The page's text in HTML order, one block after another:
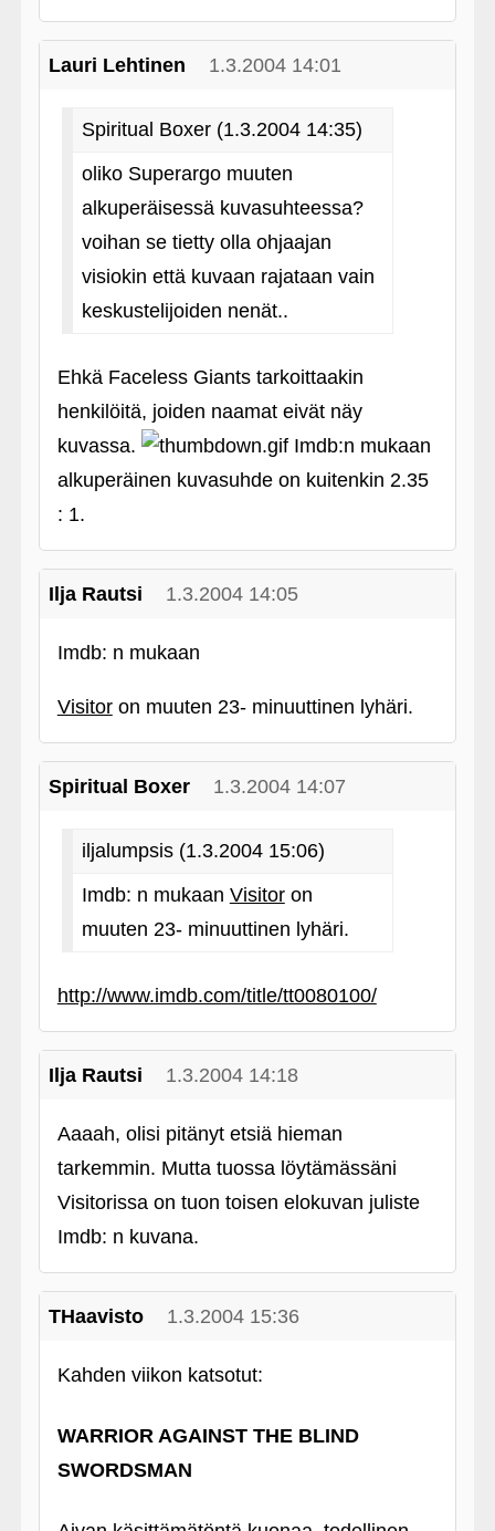
Lauri Lehtinen 1.3.2004 14:01
Spiritual Boxer (1.3.2004 14:35)
oliko Superargo muuten
alkuperäisessä kuvasuhteessa?
voihan se tietty olla ohjaajan
visiokin että kuvaan rajataan vain
keskustelijoiden nenät..
Ehkä Faceless Giants tarkoittaakin
henkilöitä, joiden naamat eivät näy
kuvassa.
Imdb:n mukaan
alkuperäinen kuvasuhde on kuitenkin 2.35
: 1.
Ilja Rautsi 1.3.2004 14:05
Imdb: n mukaan
Visitoron muuten 23- minuuttinen lyhäri.
Spiritual Boxer 1.3.2004 14:07
iljalumpsis (1.3.2004 15:06)
Imdb: n mukaan Visitoron
muuten 23- minuuttinen lyhäri.
http://www.imdb.com/title/tt0080100/
Ilja Rautsi 1.3.2004 14:18
Aaaah, olisi pitänyt etsiä hieman
tarkemmin. Mutta tuossa löytämässäni
Visitorissa on tuon toisen elokuvan juliste
Imdb: n kuvana.
THaavisto 1.3.2004 15:36
Kahden viikon katsotut:
WARRIOR AGAINST THE BLIND
SWORDSMAN